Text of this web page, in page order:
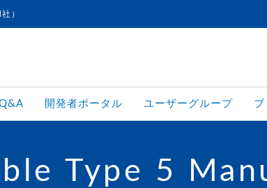
）
開発者ポータル ユーザーグループ ブ
Type 5